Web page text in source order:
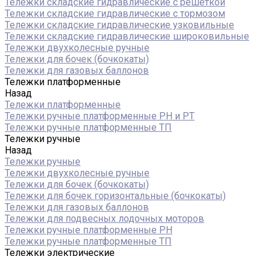
Тележки складские гидравлические с тормозом
Тележки складские гидравлические узковильные
Тележки складские гидравлические широковильные
Тележки двухколесные ручные
Тележки для бочек (бочкокаты)
Тележки для газовых баллонов
Тележки платформенные
Назад
Тележки платформенные
Тележки ручные платформенные PH и PT
Тележки ручные платформенные ТП
Тележки ручные
Назад
Тележки ручные
Тележки двухколесные ручные
Тележки для бочек (бочкокаты)
Тележки для бочек горизонтальные (бочкокаты)
Тележки для газовых баллонов
Тележки для подвесных лодочных моторов
Тележки ручные платформенные PH
Тележки ручные платформенные ТП
Тележки электрические